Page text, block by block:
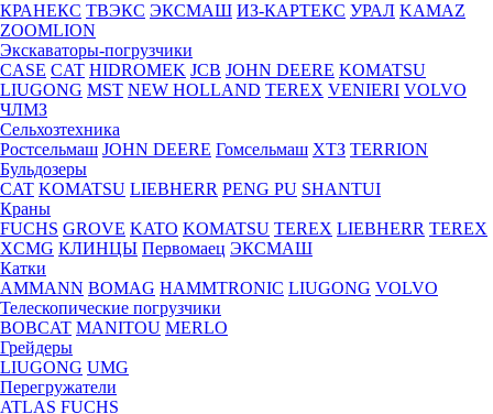
КРАНЕКС ТВЭКС ЭКСМАШ ИЗ-КАРТЕКС УРАЛ KAMAZ
ZOOMLION
Экскаваторы-погрузчики
CASE CAT HIDROМEK JCB JOHN DEERE KOMATSU
LIUGONG MST NEW HOLLAND TEREX VENIERI VOLVO
ЧЛМЗ
Сельхозтехника
Ростсельмаш JOHN DEERE Гомсельмаш ХТЗ TERRION
Бульдозеры
CAT KOMATSU LIEBHERR PENG PU SHANTUI
Краны
FUCHS GROVE KATO KOMATSU TEREX LIEBHERR TEREX
XCMG КЛИНЦЫ Первомаец ЭКСМАШ
Катки
AMMANN BOMAG HAMMTRONIC LIUGONG VOLVO
Телескопические погрузчики
BOBCAT MANITOU MERLO
Грейдеры
LIUGONG UMG
Перегружатели
ATLAS FUCHS